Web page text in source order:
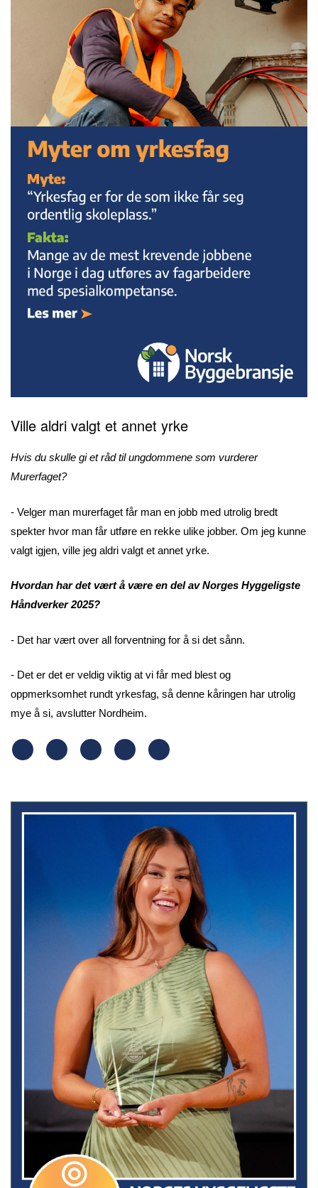
Ville aldri valgt et annet yrke
Hvis du skulle gi et råd til ungdommene som vurderer
Murerfaget?
- Velger man murerfaget får man en jobb med utrolig bredt
spekter hvor man får utføre en rekke ulike jobber. Om jeg kunne
valgt igjen, ville jeg aldri valgt et annet yrke.
Hvordan har det vært å være en del av Norges Hyggeligste
Håndverker 2025?
- Det har vært over all forventning for å si det sånn.
- Det er det er veldig viktig at vi får med blest og
oppmerksomhet rundt yrkesfag, så denne kåringen har utrolig
mye å si, avslutter Nordheim.